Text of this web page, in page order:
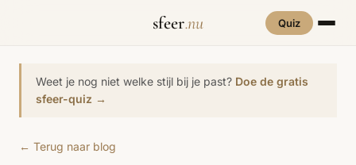
sfeer.nu Quiz
INTERIEURSTIJLEN
Biophilic
RUIMTES
Badkamer Werkkamer
Weet je nog niet welke stijl bij je past? Doe de gratis
sfeer-quiz →
← Terug naar blog